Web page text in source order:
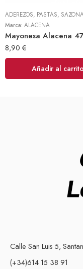
Marca: ALACENA
Mayonesa Alacena
8,90 €
Añadir al carrito
Calle San Luis 5,
(+34)614 15 38 91